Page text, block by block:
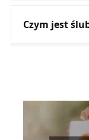
Czym jest